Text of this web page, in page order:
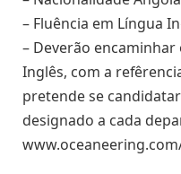
– Fluência em Língua
– Deverão encaminhar
Inglês, com a
pretende se
designado a cada